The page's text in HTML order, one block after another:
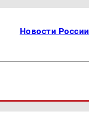
Новости России